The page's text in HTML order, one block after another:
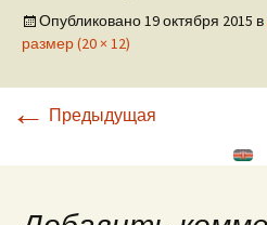
Опубликовано19 октября 2015 в
размер (20 × 12)
← Предыдущая